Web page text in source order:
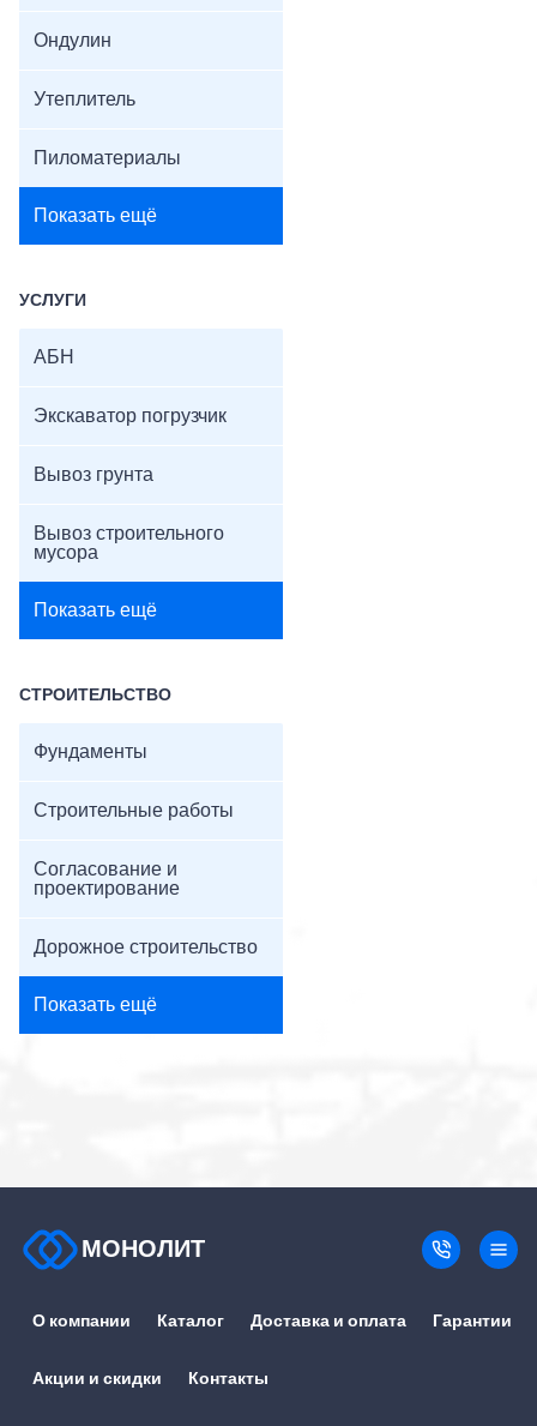
Ондулин
Утеплитель
Пиломатериалы
Показать ещё
УСЛУГИ
АБН
Экскаватор погрузчик
Вывоз грунта
Вывоз строительного
мусора
Показать ещё
СТРОИТЕЛЬСТВО
Фундаменты
Строительные работы
Согласование и
проектирование
Дорожное строительство
Показать ещё
МОНОЛИТ
О компании Каталог Доставка и оплата Гарантии
Акции и скидки Контакты